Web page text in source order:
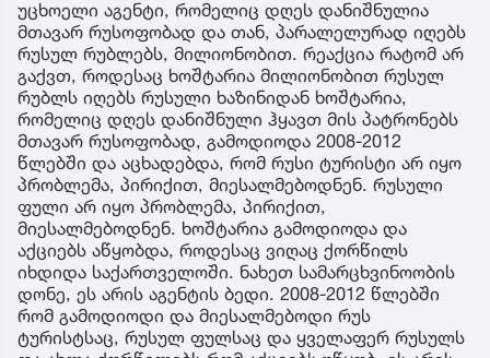
უცხოელი აგენტი, რომელიც დღეს დანიშნულია
მთავარ რუსოფობად და თან, პარალელურად იღებს
რუსულ რუბლებს, მილიონობით. რეაქცია რატომ არ
გაქვთ, როდესაც ხოშტარია მილიონობით რუსულ
რუბლს იღებს რუსული ხაზინიდან ხოშტარია,
რომელიც დღეს დანიშნული ჰყავთ მის პატრონებს
მთავარ რუსოფობად, გამოდიოდა 2008-2012
წლებში და აცხადებდა, რომ რუსი ტურისტი არ იყო
პრობლემა, პირიქით, მიესალმებოდნენ. რუსული
ფული არ იყო პრობლემა, პირიქით,
მიესალმებოდნენ. ხოშტარია გამოდიოდა და
აქციებს აწყობდა, როდესაც ვიღაც ქორწილს
იხდიდა საქართველოში. ნახეთ სამარცხვინოობის
დონე, ეს არის აგენტის ბედი. 2008-2012 წლებში
რომ გამოდიოდი და მიესალმებოდი რუს
ტურისტსაც, რუსულ ფულსაც და ყველაფერ რუსულს